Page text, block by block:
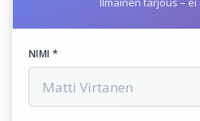
NIMI *